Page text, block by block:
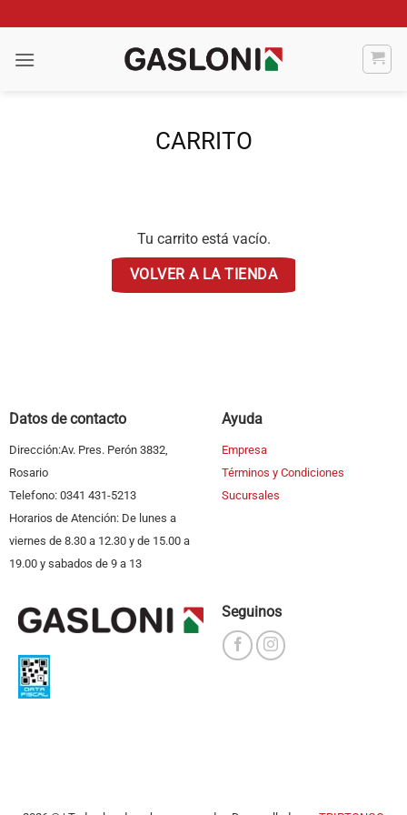
al
contenido
CARRITO
Tu carrito está vacío.
VOLVER A LA TIENDA
Datos de contacto
Dirección:Av. Pres. Perón 3832,
Rosario
Telefono: 0341 431-5213
Horarios de Atención: De lunes a
viernes de 8.30 a 12.30 y de 15.00 a
19.00 y sabados de 9 a 13
Ayuda
Empresa
Términos y Condiciones
Sucursales
Seguinos